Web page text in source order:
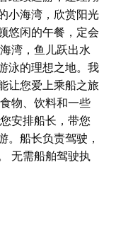
小海湾，欣赏阳光
悠闲的午餐，定会
湾，鱼儿跃出水
泳的理想之地。我
让您爱上乘船之旅
物、饮料和一些
安排船长，带您
。船长负责驾驶，
无需船舶驾驶执
从您登船的那一